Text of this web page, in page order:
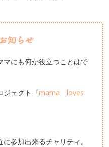
マにも何か役立つことはで
ジェクト『mama loves
参加出来るチャリティ。